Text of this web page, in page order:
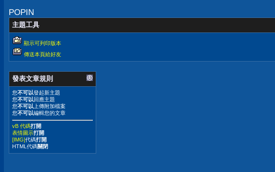
POPIN
主題工具
顯示可列印版本
傳送本頁給好友
發表文章規則
您不可以發起新主題
您不可以回應主題
您不可以上傳附加檔案
您不可以編輯您的文章
vB 代碼打開
表情圖示打開
[IMG]代碼打開
HTML代碼關閉